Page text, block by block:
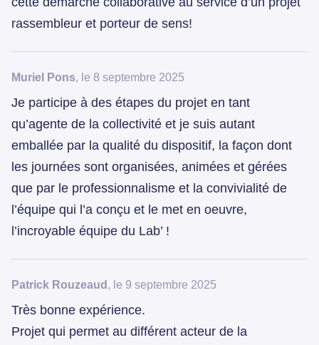
rassembleur et porteur de sens!
Muriel Pons, le 8 septembre 2025
Je participe à des étapes du projet en tant
qu’agente de la collectivité et je suis autant
emballée par la qualité du dispositif, la façon dont
les journées sont organisées, animées et gérées
que par le professionnalisme et la convivialité de
l’équipe qui l’a conçu et le met en oeuvre,
l’incroyable équipe du Lab’ !
Patrick Rouzeaud , le 9 septembre 2025
Très bonne expérience.
Projet qui permet au différent acteur de la